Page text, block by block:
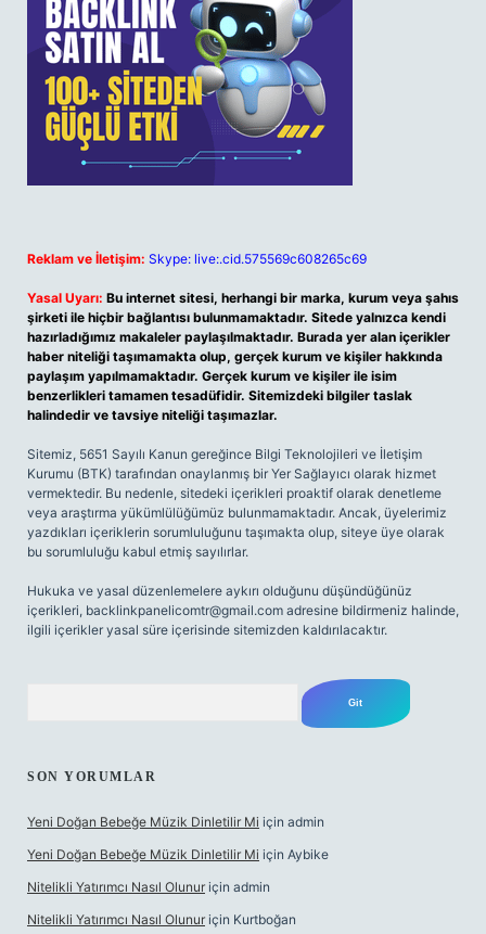
Reklam ve İletişim: Skype: live:.cid.575569c608265c69
Yasal Uyarı: Bu internet sitesi, herhangi bir marka, kurum veya şahıs
şirketi ile hiçbir bağlantısı bulunmamaktadır. Sitede yalnızca kendi
hazırladığımız makaleler paylaşılmaktadır. Burada yer alan içerikler
haber niteliği taşımamakta olup, gerçek kurum ve kişiler hakkında
paylaşım yapılmamaktadır. Gerçek kurum ve kişiler ile isim
benzerlikleri tamamen tesadüfidir. Sitemizdeki bilgiler taslak
halindedir ve tavsiye niteliği taşımazlar.
Sitemiz, 5651 Sayılı Kanun gereğince Bilgi Teknolojileri ve İletişim
Kurumu (BTK) tarafından onaylanmış bir Yer Sağlayıcı olarak hizmet
vermektedir. Bu nedenle, sitedeki içerikleri proaktif olarak denetleme
veya araştırma yükümlülüğümüz bulunmamaktadır. Ancak, üyelerimiz
yazdıkları içeriklerin sorumluluğunu taşımakta olup, siteye üye olarak
bu sorumluluğu kabul etmiş sayılırlar.
Hukuka ve yasal düzenlemelere aykırı olduğunu düşündüğünüz
içerikleri, backlinkpanelicomtr@gmail.com adresine bildirmeniz halinde,
ilgili içerikler yasal süre içerisinde sitemizden kaldırılacaktır.
SON YORUMLAR
Yeni Doğan Bebeğe Müzik Dinletilir Mi için admin
Yeni Doğan Bebeğe Müzik Dinletilir Mi için Aybike
Nitelikli Yatırımcı Nasıl Olunur için admin
Nitelikli Yatırımcı Nasıl Olunur için Kurtboğan